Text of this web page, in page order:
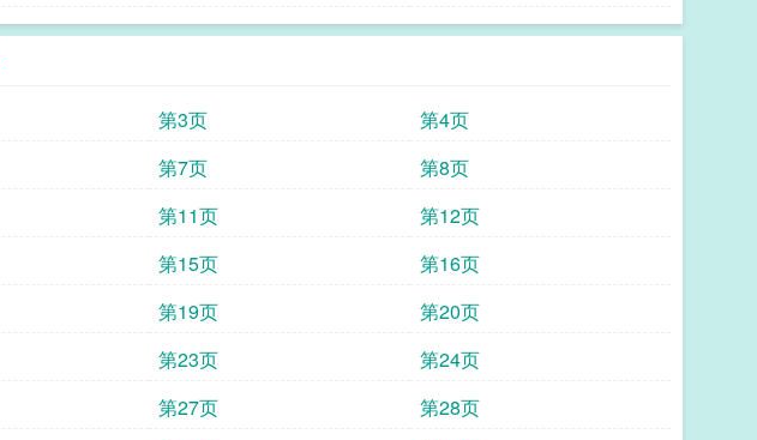
第3页
第4页
第7页
第8页
第11页
第12页
第15页
第16页
第19页
第20页
第23页
第24页
第27页
第28页